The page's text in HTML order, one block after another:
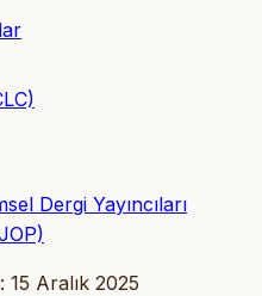
Dergi Yayıncıları
15 Aralık 2025